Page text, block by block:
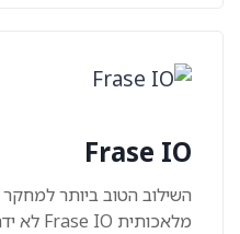
Frase IO
השילוב הטוב ביותר למחקר
מלאכותית Frase IO לא ידהים אף…